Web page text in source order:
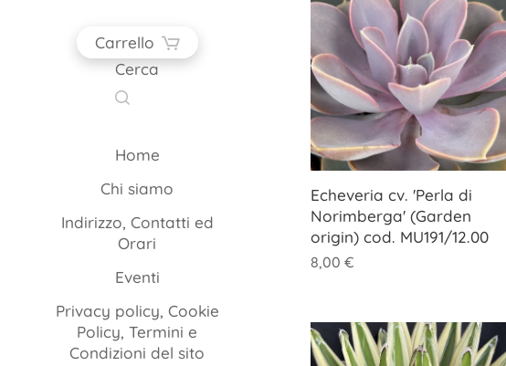
Carrello
Cerca
Home
Chi siamo
Indirizzo, Contatti ed
Orari
Eventi
Privacy policy, Cookie
Policy, Termini e
Condizioni del sito
Echeveria cv. 'Perla di
Norimberga' (Garden
origin) cod. MU191/12.00
8,00 €